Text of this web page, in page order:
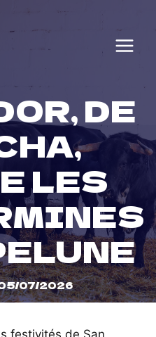
DE
LES
07/2026
festivités de San